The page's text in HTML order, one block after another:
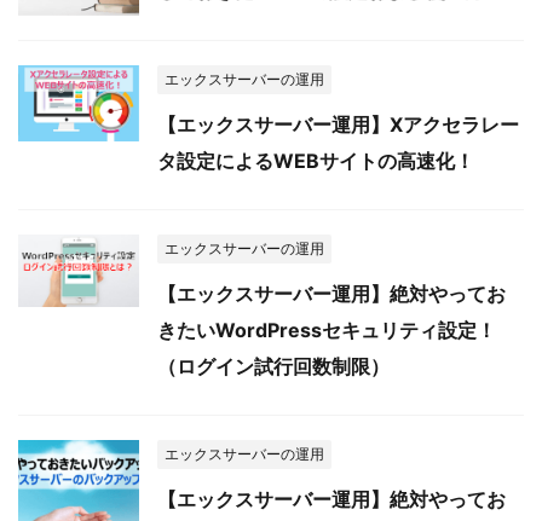
エックスサーバーの運用
【エックスサーバー運用】Xアクセラレー
タ設定によるWEBサイトの高速化！
エックスサーバーの運用
【エックスサーバー運用】絶対やってお
きたいWordPressセキュリティ設定！
（ログイン試行回数制限）
エックスサーバーの運用
【エックスサーバー運用】絶対やってお